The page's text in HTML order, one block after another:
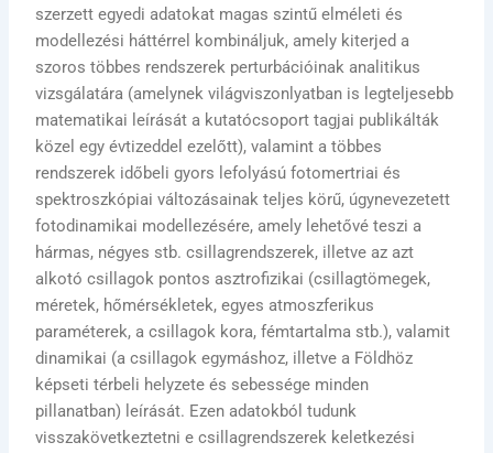
szerzett egyedi adatokat magas szintű elméleti és
modellezési háttérrel kombináljuk, amely kiterjed a
szoros többes rendszerek perturbációinak analitikus
vizsgálatára (amelynek világviszonlyatban is legteljesebb
matematikai leírását a kutatócsoport tagjai publikálták
közel egy évtizeddel ezelőtt), valamint a többes
rendszerek időbeli gyors lefolyású fotomertriai és
spektroszkópiai változásainak teljes körű, úgynevezetett
fotodinamikai modellezésére, amely lehetővé teszi a
hármas, négyes stb. csillagrendszerek, illetve az azt
alkotó csillagok pontos asztrofizikai (csillagtömegek,
méretek, hőmérsékletek, egyes atmoszferikus
paraméterek, a csillagok kora, fémtartalma stb.), valamit
dinamikai (a csillagok egymáshoz, illetve a Földhöz
képseti térbeli helyzete és sebessége minden
pillanatban) leírását. Ezen adatokból tudunk
visszakövetkeztetni e csillagrendszerek keletkezési